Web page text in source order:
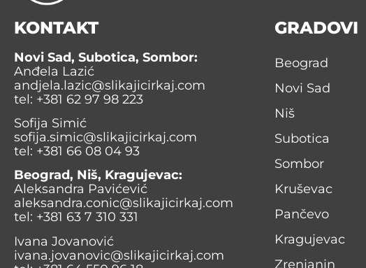
KONTAKT
Novi Sad, Subotica, Sombor:
Anđela Lazić
andjela.lazic@slikajicirkaj.com
tel: +381 62 97 98 223
Sofija Simić
sofija.simic@slikajicirkaj.com
tel: +381 66 08 04 93
Beograd, Niš, Kragujevac:
Aleksandra Pavićević
aleksandra.conic@slikajicirkaj.com
tel: +381 63 7 310 331
Ivana Jovanović
ivana.jovanovic@slikajicirkaj.com
GRADOVI
Beograd
Novi Sad
Niš
Subotica
Sombor
Kruševac
Pančevo
Kragujevac
Zrenjanin